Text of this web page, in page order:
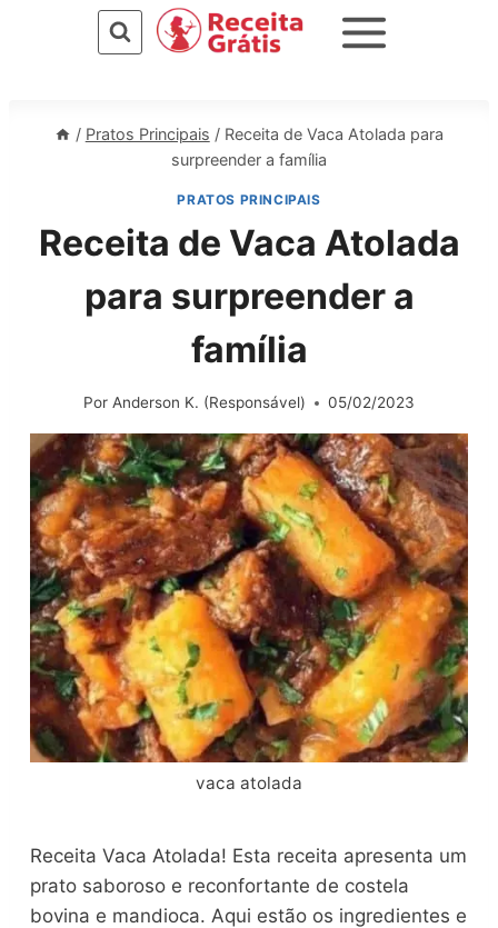
/ Pratos Principais / Receita de Vaca Atolada para
surpreender a família
PRATOS PRINCIPAIS
Receita de Vaca Atolada
para surpreender a
família
Por Anderson K. (Responsável) 05/02/2023
vaca atolada
Receita Vaca Atolada! Esta receita apresenta um
prato saboroso e reconfortante de costela
bovina e mandioca. Aqui estão os ingredientes e